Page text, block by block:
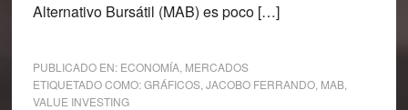
Alternativo Bursátil (MAB) es poco […]
PUBLICADO EN: ECONOMÍA, MERCADOS
ETIQUETADO COMO:GRÁFICOS, JACOBO FERRANDO, MAB,
VALUE INVESTING